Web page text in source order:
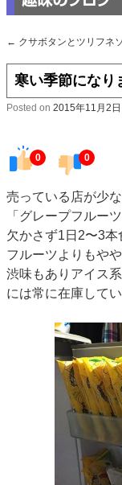
← クサボタンとツリフネ
寒い季節にな
Posted on 2015年11月2日
0 0
売っている店が少
「グレープフルー
欠かさず1日2〜3
フルーツよりもや
渋味もありアイス
には常に在庫してい